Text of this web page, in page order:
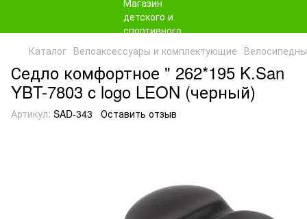
Каталог Велоаксессуары и комплектующие
Седло комфортное " 262*195 K.San
YBT-7803 c logo LEON (черный)
Артикул: SAD-343 Оставить отзыв